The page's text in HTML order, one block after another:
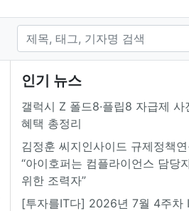
인기 뉴스
갤럭시 Z 폴드8·플립8 자급제 사
혜택 총정리
김정훈 씨지인사이드 규제정책
“아이호퍼는 컴플라이언스 담당
위한 조력자”
[투자를IT다] 2026년 7월 4주차